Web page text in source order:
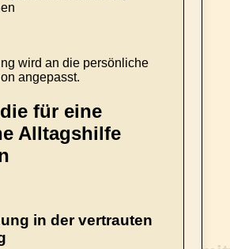
wird an die persönliche
angepasst.
für eine
Alltagshilfe
in der vertrauten